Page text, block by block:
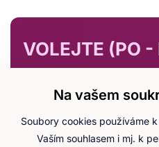
VOLEJTE (PO -
Mgr. Veronika
V současné době jako
Na vašem
Soubory cookies používáme
Vaším souhlasem i mj. k